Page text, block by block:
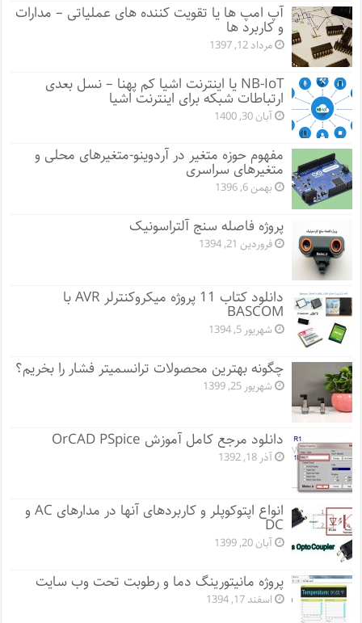
آپ امپ ها یا تقویت کننده های عملیاتی – مدارات
و کاربرد ها
مرداد 12, 1397
NB-IoT یا اینترنت اشیا کم پهنا – نسل بعدی
ارتباطات شبکه برای اینترنت اشیا
آبان 30, 1400
مفهوم حوزه متغیر در آردوینو-متغیرهای محلی و
متغیرهای سراسری
بهمن 6, 1396
پروژه فاصله سنج آلتراسونیک
فروردین 21, 1394
دانلود کتاب 11 پروژه میکروکنترلر AVR با
BASCOM
شهریور 5, 1394
چگونه بهترین محصولات ترانسمیتر فشار را بخریم؟
شهریور 25, 1399
دانلود مرجع کامل آموزش OrCAD PSpice
آذر 18, 1392
انواع اپتوکوپلر و کاربردهای آنها در مدارهای AC و
DC
آبان 20, 1399
پروژه مانيتورينگ دما و رطوبت تحت وب سایت
اسفند 17, 1394